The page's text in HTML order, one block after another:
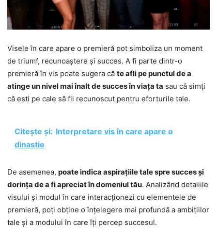
Visele în care apare o premieră pot simboliza un moment
de triumf, recunoaștere și succes. A fi parte dintr-o
premieră în vis poate sugera că te afli pe punctul de a
atinge un nivel mai înalt de succes în viața ta sau că simți
că ești pe cale să fii recunoscut pentru eforturile tale.
Citește și: Interpretare vis în care apare o
dinastie
De asemenea, poate indica aspirațiile tale spre succes și
dorința de a fi apreciat în domeniul tău. Analizând detaliile
visului și modul în care interacționezi cu elementele de
premieră, poți obține o înțelegere mai profundă a ambițiilor
tale și a modului în care îți percep succesul.